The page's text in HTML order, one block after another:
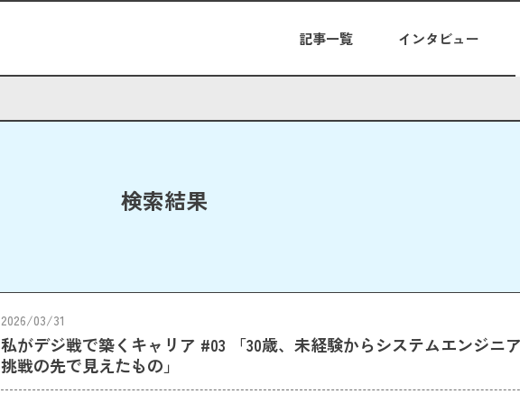
記事一覧 インタビュー
検索結果
2026/03/31
私がデジ戦で築くキャリア #03 「30歳、未経験からシステムエンジニア
挑戦の先で見えたもの」